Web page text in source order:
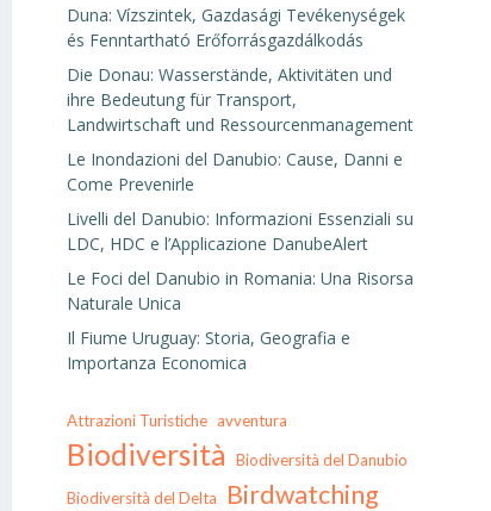
Duna: Vízszintek, Gazdasági Tevékenységek
és Fenntartható Erőforrásgazdálkodás
Die Donau: Wasserstände, Aktivitäten und
ihre Bedeutung für Transport,
Landwirtschaft und Ressourcenmanagement
Le Inondazioni del Danubio: Cause, Danni e
Come Prevenirle
Livelli del Danubio: Informazioni Essenziali su
LDC, HDC e l’Applicazione DanubeAlert
Le Foci del Danubio in Romania: Una Risorsa
Naturale Unica
Il Fiume Uruguay: Storia, Geografia e
Importanza Economica
Attrazioni Turistiche avventura
Biodiversità
Biodiversità del Danubio
Biodiversità del Delta
Birdwatching